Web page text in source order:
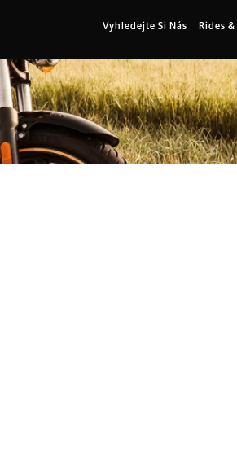
Vyhledejte Si Nás Rides